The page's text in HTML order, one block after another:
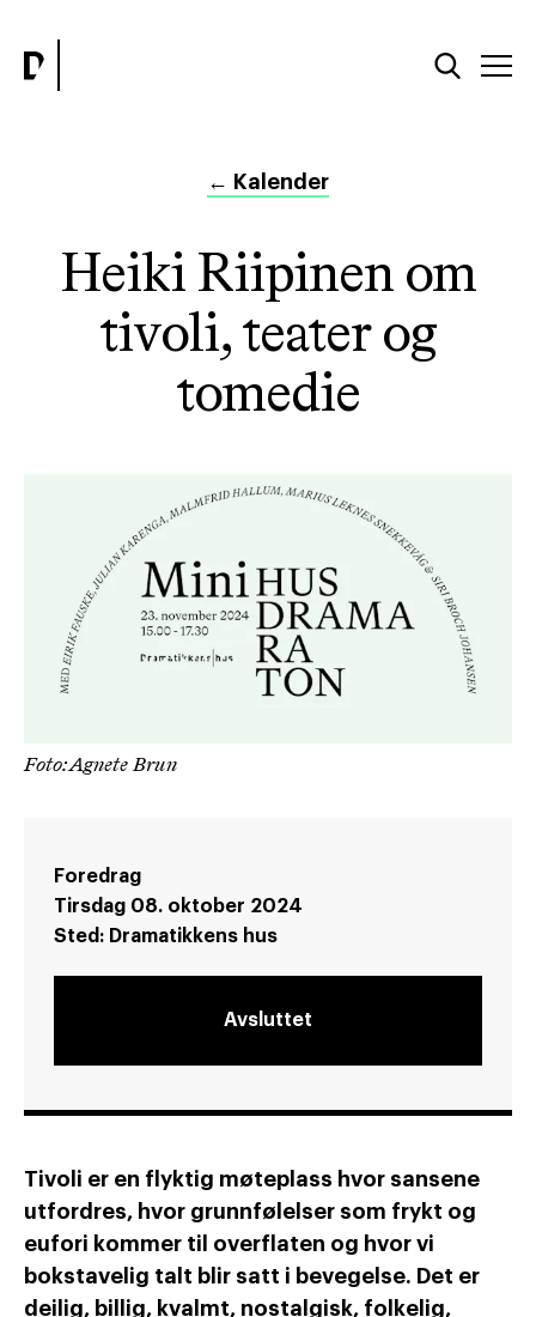
← Kalender
Heiki Riipinen om
tivoli, teater og
tomedie
Foredrag
Tirsdag 08. oktober 2024
Sted: Dramatikkens hus
Avsluttet
Foto: Agnete Brun
Tivoli er en flyktig møteplass hvor sansene
utfordres, hvor grunnfølelser som frykt og
eufori kommer til overflaten og hvor vi
bokstavelig talt blir satt i bevegelse. Det er
deilig, billig, kvalmt, nostalgisk, folkelig,